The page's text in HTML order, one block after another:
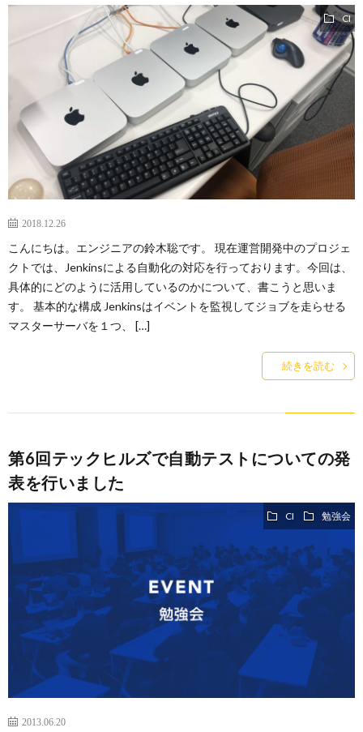
CI
2018.12.26
こんにちは。エンジニアの鈴木聡です。 現在運営開発中のプロジェ
クトでは、Jenkinsによる自動化の対応を行っております。今回は、
具体的にどのように活用しているのかについて、書こうと思いま
す。 基本的な構成 Jenkinsはイベントを監視してジョブを走らせる
マスターサーバを１つ、 […]
続きを読む
第6回テックヒルズで自動テストについての発
表を行いました
CI 勉強会
2013.06.20